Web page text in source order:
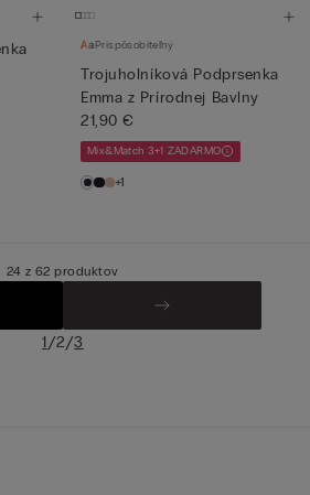
Prispôsobiteľný
Trojuholníková Podprsenka
Emma z Prírodnej Bavlny
21,90 €
Mix&Match 3+1 ZADARMO
+1
24 z 62 produktov
1/2/3